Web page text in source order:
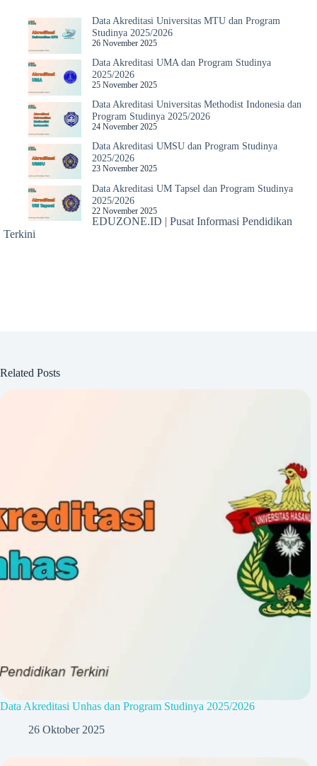
Data Akreditasi Universitas MTU dan Program
Studinya 2025/2026
26 November 2025
Data Akreditasi UMA dan Program Studinya
2025/2026
25 November 2025
Data Akreditasi Universitas Methodist Indonesia dan
Program Studinya 2025/2026
24 November 2025
Data Akreditasi UMSU dan Program Studinya
2025/2026
23 November 2025
Data Akreditasi UM Tapsel dan Program Studinya
2025/2026
22 November 2025
EDUZONE.ID | Pusat Informasi Pendidikan
Terkini
Related Posts
Data Akreditasi Unhas dan Program Studinya 2025/2026
26 Oktober 2025